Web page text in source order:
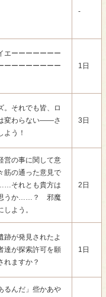
-
ーーーーーーー
ーーーーーーー
1日
。それでも皆、ロ
変わらない――さ
よう！
3日
営の事に関して意
筋の通った意見で
それとも貴方は
思うか……？ 邪魔
よう。
2日
跡が発見されたよ
達が探索許可を願
ますか？
1日
るんだ」些かあや